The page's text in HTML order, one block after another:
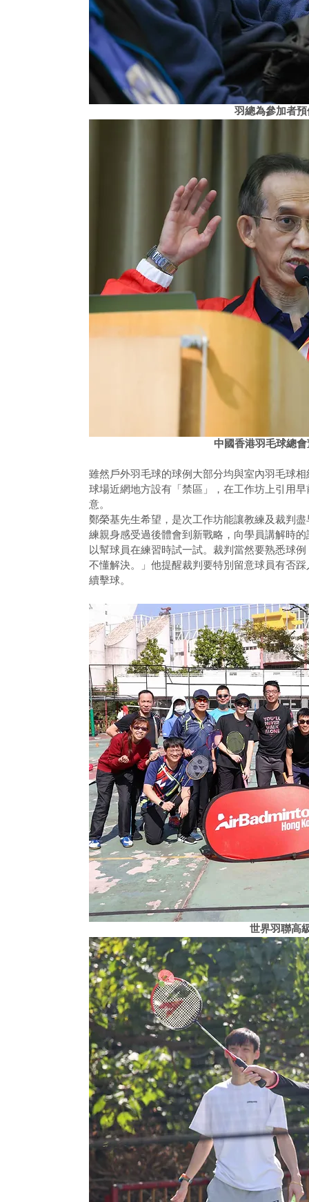
羽總為參加者
中國香港羽毛球總
雖然戶外羽毛球的球例大部分均與室內羽毛球
球場近網地方設有「禁區」，在工作坊上引用
意。
鄭榮基先生希望，是次工作坊能讓教練及裁判
練親身感受過後體會到新戰略，向學員講解時
以幫球員在練習時試一試。裁判當然要熟悉球
不懂解決。」他提醒裁判要特別留意球員有否
續擊球。
世界羽聯高